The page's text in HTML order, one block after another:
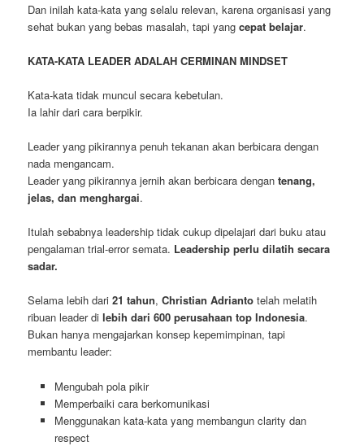
Dan inilah kata-kata yang selalu relevan, karena organisasi yang
sehat bukan yang bebas masalah, tapi yangcepat belajar.
KATA-KATA LEADER ADALAH CERMINAN MINDSET
Kata-kata tidak muncul secara kebetulan.
Ia lahir dari cara berpikir.
Leader yang pikirannya penuh tekanan akan berbicara dengan
nada mengancam.
Leader yang pikirannya jernih akan berbicara dengantenang,
jelas, dan menghargai.
Itulah sebabnya leadership tidak cukup dipelajari dari buku atau
pengalaman trial-error semata. Leadership perlu dilatih secara
sadar.
Selama lebih dari21 tahun,Christian Adrianto telah melatih
ribuan leader dilebih dari 600 perusahaan top Indonesia.
Bukan hanya mengajarkan konsep kepemimpinan, tapi
membantu leader:
Mengubah pola pikir
Memperbaiki cara berkomunikasi
Menggunakan kata-kata yang membangun clarity dan
respect